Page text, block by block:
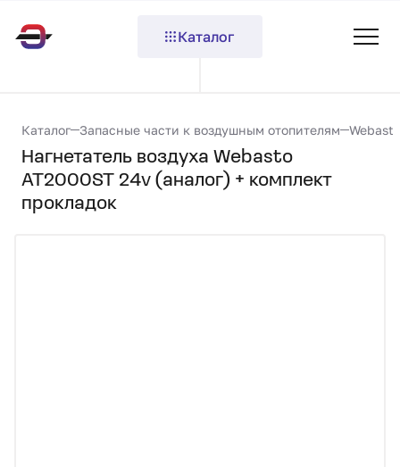
Каталог
Каталог Запасные части к воздушным отопителям Webasto
Нагнетатель воздуха Webasto
AT2000ST 24v (аналог) + комплект
прокладок